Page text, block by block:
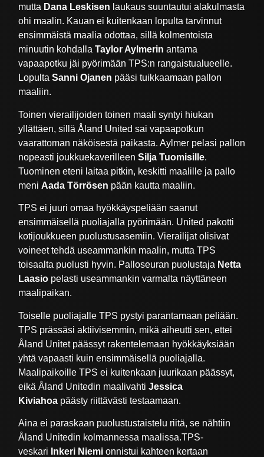
mutta Dana Leskisen laukaus suuntautui alakulmasta
ohi maalin. Kauan ei kuitenkaan lopulta tarvinnut
ensimmäistä maalia odottaa, sillä kolmentoista
minuutin kohdallaTaylor Aylmerin antama
vapaapotku jäi pyörimään TPS:n rangaistualueelle.
LopultaSanni Ojanen pääsi tuikkaamaan pallon
maaliin.
Toinen vierailijoiden toinen maali syntyi hiukan
yllättäen, sillä Åland United sai vapaapotkun
vaarattoman näköisestä paikasta. Aylmer pelasi pallon
nopeasti joukkuekaverilleenSilja Tuomisille.
Tuominen eteni laitaa pitkin, keskitti maalille ja pallo
meniAada Törrösen pään kautta maaliin.
TPS ei juuri omaa hyökkäyspeliään saanut
ensimmäisellä puoliajalla pyörimään. United pakotti
kotijoukkueen puolustusasemiin. Vierailijat olisivat
voineet tehdä useammankin maalin, mutta TPS
toisaalta puolusti hyvin. Palloseuran puolustaja Netta
Laasio pelasti useammankin varmalta näyttäneen
maalipaikan.
Toiselle puoliajalle TPS pystyi parantamaan peliään.
TPS prässäsi aktiivisemmin, mikä aiheutti sen, ettei
Åland Unitet päässyt rakentelemaan hyökkäyksiään
yhtä vapaasti kuin ensimmäisellä puoliajalla.
Maalipaikoille TPS ei kuitenkaan juurikaan päässyt,
eikä Åland Unitedin maalivahtiJessica
Kiviahoa päästy riittävästi testaamaan.
Aina ei paraskaan puolustustaistelu riitä, se nähtiin
Åland Unitedin kolmannessa maalissa.TPS-
veskari Inkeri Niemi onnistui kahteen kertaan